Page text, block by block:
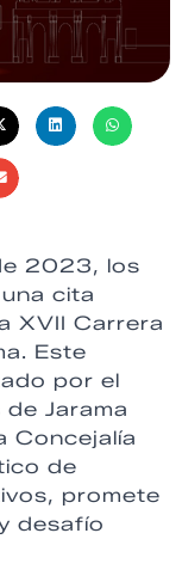
2023, los
cita
XVII Carrera
Este
por el
Jarama
Concejalía
de
promete
desafío